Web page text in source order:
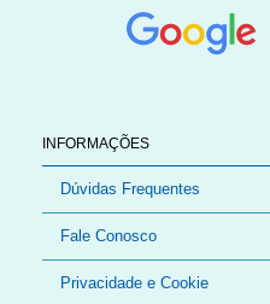
INFORMAÇÕES
Dúvidas Frequentes
Fale Conosco
Privacidade e Cookie